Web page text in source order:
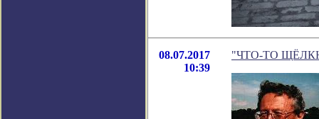
08.07.2017
10:39
"ЧТО-ТО